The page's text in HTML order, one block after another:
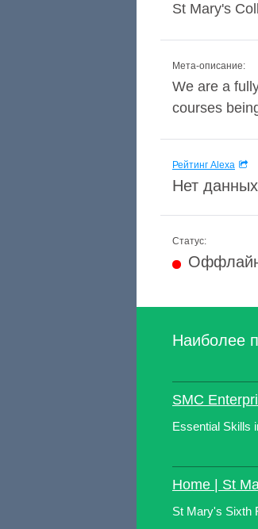
St Mary's
Мета-описание:
We are a
courses
Рейтинг Alexa
Нет данных
Статус:
Наиболее
SMC
Essential Skills
Home | St
St Mary's Sixth